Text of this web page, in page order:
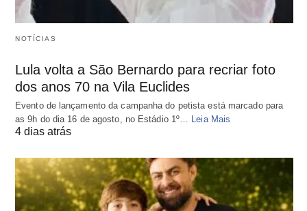
NOTÍCIAS
Lula volta a São Bernardo para recriar foto
dos anos 70 na Vila Euclides
Evento de lançamento da campanha do petista está marcado para
as 9h do dia 16 de agosto, no Estádio 1º… Leia Mais
4 dias atrás